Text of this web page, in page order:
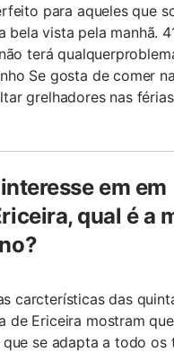
para aqueles que
bela vista pela manhã.
terá
Se gosta de comer
grelhadores nas
em em
qual é a
carcterísticas das
de Ericeira mostram
se adapta a todo os